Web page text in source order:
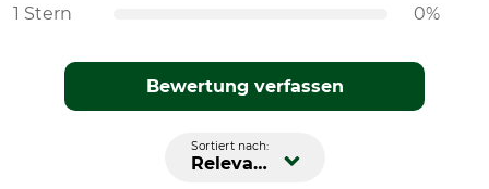
1 Stern
0%
Bewertung verfassen
Sortiert nach:
Relevanz